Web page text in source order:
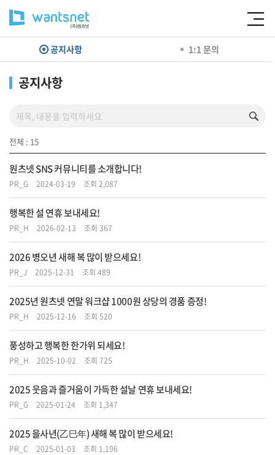
공지사항 1:1 문의
공지사항
전체 : 15
원츠넷 SNS 커뮤니티를 소개합니다!
PR_G 2024-03-19 조회 2,087
행복한 설 연휴 보내세요!
PR_H 2026-02-13 조회 367
2026 병오년 새해 복 많이 받으세요!
PR_J 2025-12-31 조회 489
2025년 원츠넷 연말 워크샵 1000원 상당의 경품 증정!
PR_H 2025-12-16 조회 520
풍성하고 행복한 한가위 되세요!
PR_H 2025-10-02 조회 725
2025 웃음과 즐거움이 가득한 설날 연휴 보내세요!
PR_G 2025-01-24 조회 1,347
2025 을사년(乙巳年) 새해 복 많이 받으세요!
PR_C 2025-01-03 조회 1,196